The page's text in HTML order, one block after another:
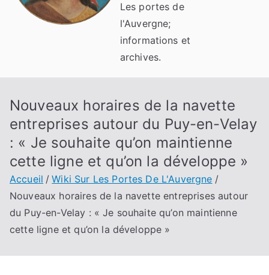
Les portes de
l'Auvergne;
informations et
archives.
Nouveaux horaires de la navette
entreprises autour du Puy-en-Velay
: « Je souhaite qu’on maintienne
cette ligne et qu’on la développe »
Accueil
Wiki Sur Les Portes De L'Auvergne
Nouveaux horaires de la navette entreprises autour
du Puy-en-Velay : « Je souhaite qu’on maintienne
cette ligne et qu’on la développe »